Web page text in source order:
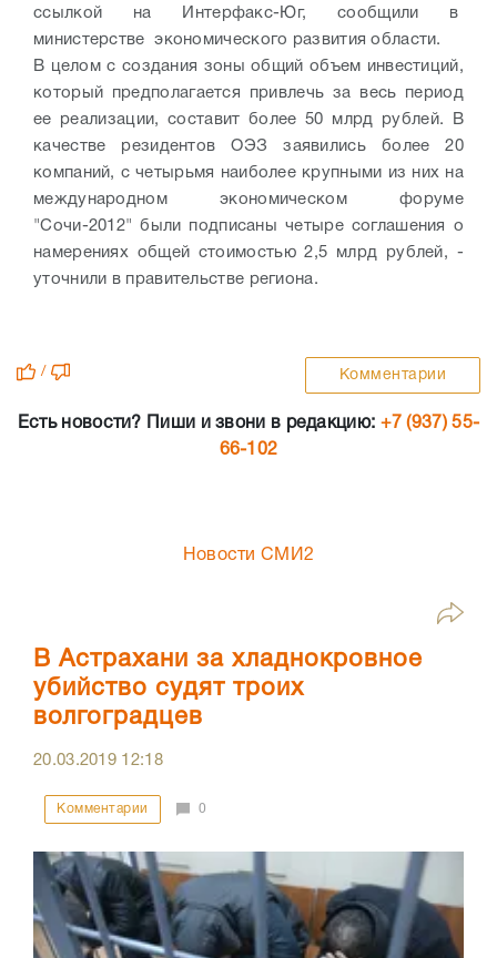
ссылкой на Интерфакс-Юг, сообщили в
министерстве экономического развития области.
В целом с создания зоны общий объем инвестиций,
который предполагается привлечь за весь период
ее реализации, составит более 50 млрд рублей. В
качестве резидентов ОЭЗ заявились более 20
компаний, с четырьмя наиболее крупными из них на
международном экономическом форуме
"Сочи-2012" были подписаны четыре соглашения о
намерениях общей стоимостью 2,5 млрд рублей, -
уточнили в правительстве региона.
/ Комментарии
Есть новости? Пиши и звони в редакцию: +7 (937) 55-
66-102
Новости СМИ2
В Астрахани за хладнокровное
убийство судят троих
волгоградцев
20.03.2019 12:18
Комментарии 0